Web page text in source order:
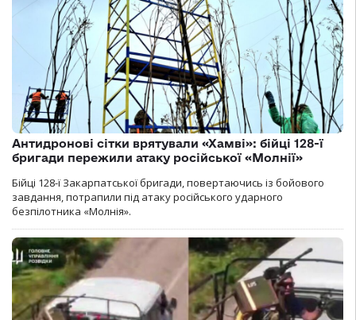
Антидронові сітки врятували «Хамві»: бійці 128-ї
бригади пережили атаку російської «Молнії»
Бійці 128-ї Закарпатської бригади, повертаючись із бойового
завдання, потрапили під атаку російського ударного
безпілотника «Молнія».